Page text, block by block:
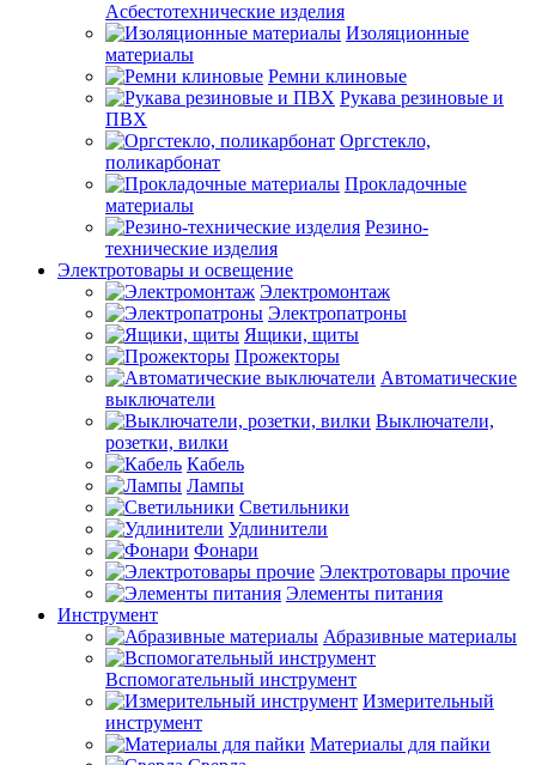
Асбестотехнические изделия
Изоляционные
материалы
Ремни клиновые
Рукава резиновые и
ПВХ
Оргстекло,
поликарбонат
Прокладочные
материалы
Резино-
технические изделия
Электротовары и освещение
Электромонтаж
Электропатроны
Ящики, щиты
Прожекторы
Автоматические
выключатели
Выключатели,
розетки, вилки
Кабель
Лампы
Светильники
Удлинители
Фонари
Электротовары прочие
Элементы питания
Инструмент
Абразивные материалы
Вспомогательный инструмент
Измерительный
инструмент
Материалы для пайки